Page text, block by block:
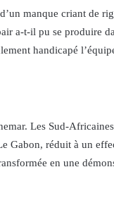
manque criant de
a-t-il pu se produire
handicapé
Les Sud-
Gabon, réduit à un
en une